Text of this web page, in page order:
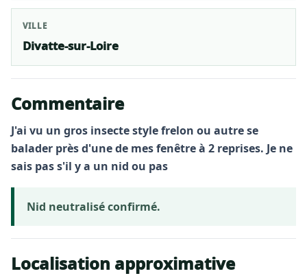
VILLE
Divatte-sur-Loire
Commentaire
J'ai vu un gros insecte style frelon ou autre se
balader près d'une de mes fenêtre à 2 reprises. Je ne
sais pas s'il y a un nid ou pas
Nid neutralisé confirmé.
Localisation approximative